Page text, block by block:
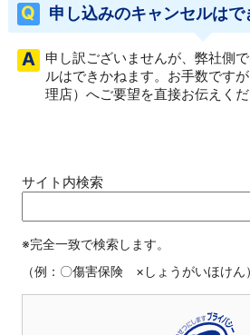
申し込みのキャンセルはで
申し訳ございませんが、弊社側
ルはできかねます。お手数です
理店）へご要望を直接お伝えくだ
サイト内検索
※完全一致で検索します。
（例：〇傷害保険 ×しょうがいほけん）